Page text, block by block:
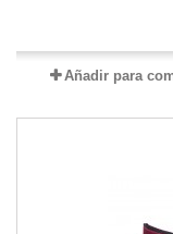
Añadir para